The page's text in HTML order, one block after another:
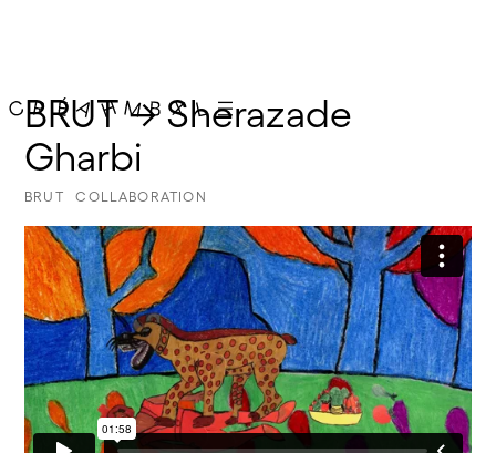
BRUT → Sherazade
Gharbi
BRUT COLLABORATION